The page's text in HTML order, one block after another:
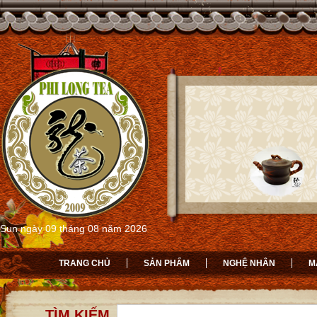
Sun ngày 09 tháng 08 năm 2026
TRANG CHỦ SẢN PHẨM NGHỆ NHÂN